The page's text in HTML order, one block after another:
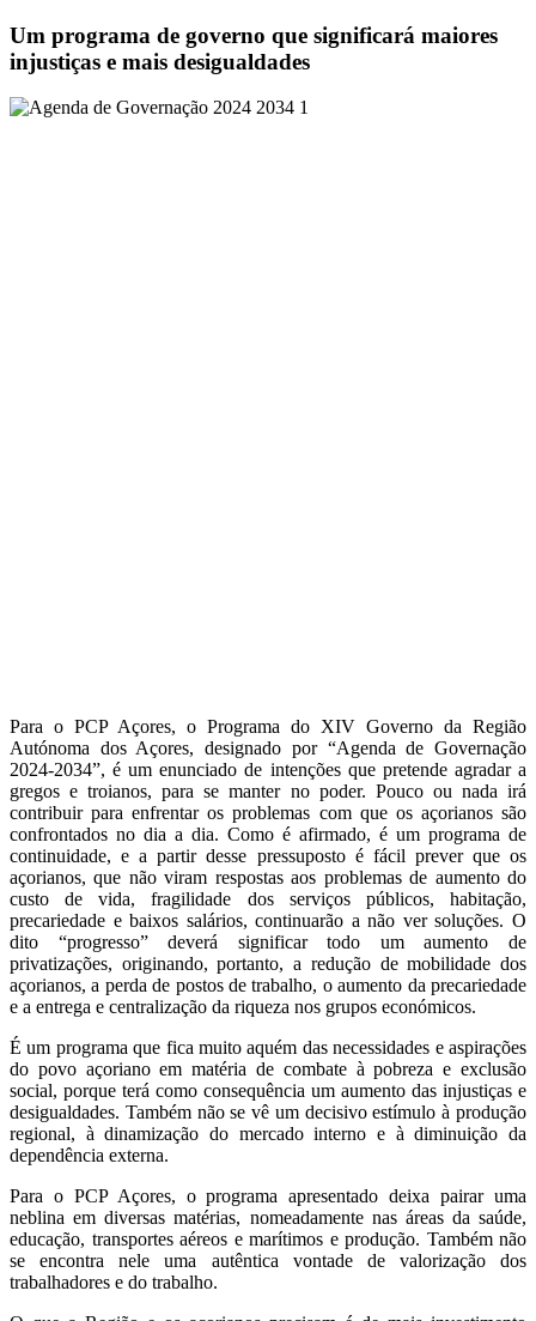
Um programa de governo que significará maiores
injustiças e mais desigualdades
Para o PCP Açores, o Programa do XIV Governo da Região
Autónoma dos Açores, designado por “Agenda de Governação
2024-2034”, é um enunciado de intenções que pretende agradar a
gregos e troianos, para se manter no poder. Pouco ou nada irá
contribuir para enfrentar os problemas com que os açorianos são
confrontados no dia a dia. Como é afirmado, é um programa de
continuidade, e a partir desse pressuposto é fácil prever que os
açorianos, que não viram respostas aos problemas de aumento do
custo de vida, fragilidade dos serviços públicos, habitação,
precariedade e baixos salários, continuarão a não ver soluções. O
dito “progresso” deverá significar todo um aumento de
privatizações, originando, portanto, a redução de mobilidade dos
açorianos, a perda de postos de trabalho, o aumento da precariedade
e a entrega e centralização da riqueza nos grupos económicos.
É um programa que fica muito aquém das necessidades e aspirações
do povo açoriano em matéria de combate à pobreza e exclusão
social, porque terá como consequência um aumento das injustiças e
desigualdades. Também não se vê um decisivo estímulo à produção
regional, à dinamização do mercado interno e à diminuição da
dependência externa.
Para o PCP Açores, o programa apresentado deixa pairar uma
neblina em diversas matérias, nomeadamente nas áreas da saúde,
educação, transportes aéreos e marítimos e produção. Também não
se encontra nele uma autêntica vontade de valorização dos
trabalhadores e do trabalho.